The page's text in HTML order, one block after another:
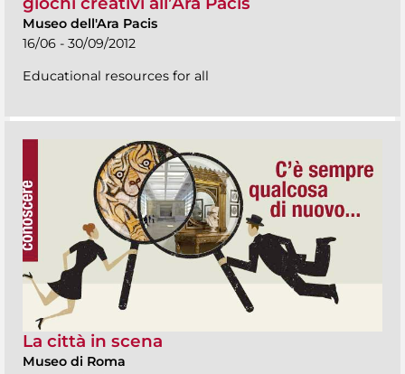
Museo dell'Ara Pacis
16/06 - 30/09/2012
Educational resources for all
La città in scena
Museo di Roma